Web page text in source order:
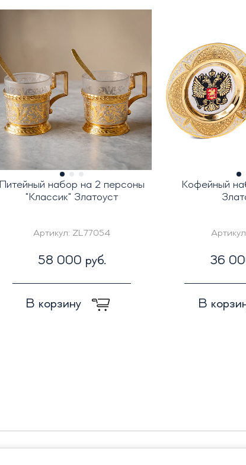
Питейный набор на 2 персоны
"Классик" Златоуст
Артикул: ZL77054
58 000 руб.
В корзину
Кофейный
36
В